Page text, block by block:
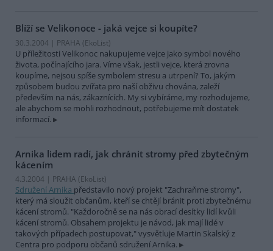
Blíží se Velikonoce - jaká vejce si koupíte?
30.3.2004 | PRAHA (EkoList)
U příležitosti Velikonoc nakupujeme vejce jako symbol nového
života, počínajícího jara. Víme však, jestli vejce, která zrovna
koupíme, nejsou spíše symbolem stresu a utrpení? To, jakým
způsobem budou zvířata pro naší obživu chována, zaleží
především na nás, zákaznících. My si vybíráme, my rozhodujeme,
ale abychom se mohli rozhodnout, potřebujeme mít dostatek
informací.
Arnika lidem radí, jak chránit stromy před zbytečným
kácením
4.3.2004 | PRAHA (EkoList)
Sdružení Arnika představilo nový projekt "Zachraňme stromy",
který má sloužit občanům, kteří se chtějí bránit proti zbytečnému
kácení stromů. "Každoročně se na nás obrací desítky lidí kvůli
kácení stromů. Obsahem projektu je návod, jak mají lidé v
takových případech postupovat," vysvětluje Martin Skalský z
Centra pro podporu občanů sdružení Arnika.